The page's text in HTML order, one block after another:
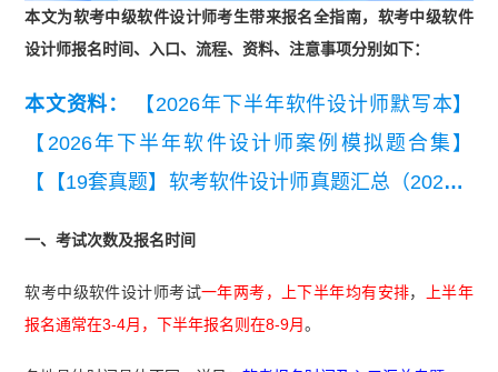
本文为软考中级软件设计师考生带来报名全指南，软考中级软件
设计师报名时间、入口、流程、资料、注意事项分别如下：
本文资料：
【2026年下半年软件设计师默写本】
【2026年下半年软件设计师案例模拟题合集】
【【19套真题】软考软件设计师真题汇总（2020-2
【2026年下半年软件设计师考点自查清单】 【202
6年下半年软件设计师知识点集锦】
一、考试次数及报名时间
软考中级软件设计师考试一年两考，上下半年均有安排，
上半年
报名通常在3-4月，下半年报名则在8-9月。